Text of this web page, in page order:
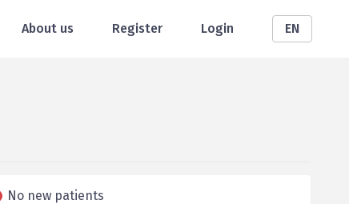
About us Register Login EN
No new patients